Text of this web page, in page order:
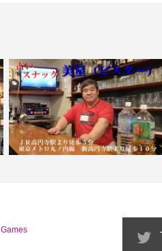
【高円寺】占いスナック 美星（ビスタ
Games